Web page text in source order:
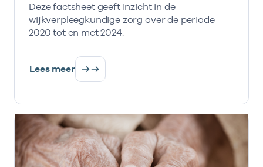
Deze factsheet geeft inzicht in de
wijkverpleegkundige zorg over de periode
2020 tot en met 2024.
Lees meer